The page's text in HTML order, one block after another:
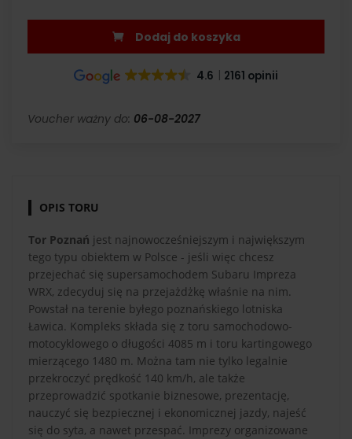
Dodaj do koszyka
4.6 2161 opinii
Voucher ważny do: 06-08-2027
OPIS TORU
Tor Poznań jest najnowocześniejszym i największym
tego typu obiektem w Polsce - jeśli więc chcesz
przejechać się supersamochodem Subaru Impreza
WRX, zdecyduj się na przejażdżkę właśnie na nim.
Powstał na terenie byłego poznańskiego lotniska
Ławica. Kompleks składa się z toru samochodowo-
motocyklowego o długości 4085 m i toru kartingowego
mierzącego 1480 m. Można tam nie tylko legalnie
przekroczyć prędkość 140 km/h, ale także
przeprowadzić spotkanie biznesowe, prezentację,
nauczyć się bezpiecznej i ekonomicznej jazdy, najeść
się do syta, a nawet przespać. Imprezy organizowane